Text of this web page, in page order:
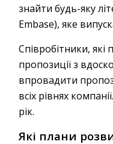
знайти будь-яку
Embase), яке
Співробітники,
пропозиції з
впровадити
всіх рівнях
рік.
Які плани